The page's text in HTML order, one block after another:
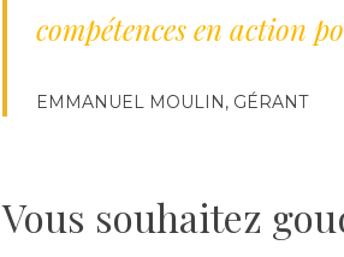
compétences en action
EMMANUEL MOULIN, GÉRANT
Vous souhaitez